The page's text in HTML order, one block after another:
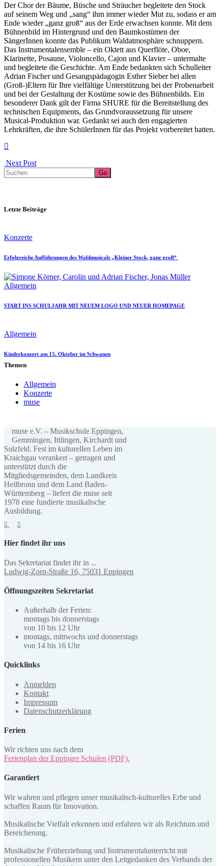
Der Chor der Bäume, Büsche und Sträucher begleitete den Stock
auf seinem Weg und „sang“ ihm immer wieder Mut zu, sodass er am
Ende wieder „ganz groß“ aus der Erde erwachsen konnte. Mit dem
Bühnenbild im Hintergrund und den Baumkostümen der
SängerInnen konnte das Publikum Waldatmosphäre schnuppern.
Das Instrumentalensemble – ein Oktett aus Querflöte, Oboe,
Klarinette, Posaune, Violoncello, Cajon und Klavier – untermalte
und begleitete die Geschichte. Am Ende bedankten sich Schulleiter
Adrian Fischer und Gesangspädagogin Esther Sieber bei allen
(Groß-)Eltern für Ihre vielfältige Unterstützung bei der Probenarbeit
und bei der Gestaltung der Kostüme sowie des Bühnenbilds. Ein
besonderer Dank gilt der Firma SHURE für die Bereitstellung des
technischen Equipments, das Grundvoraussetzung für unsere
Musical-Produktion war. Gedankt sei auch den engagierten
Lehrkräften, die ihre SchülerInnen für das Projekt vorbereitet hatten.
Next Post
Search
Go
Letzte Beiträge
Konzerte
Erfolgreiche Aufführungen des Waldmusicals „Kleiner Stock, ganz groß“
Allgemein
START INS SCHULJAHR MIT NEUEM LOGO UND NEUER HOMEPAGE
Allgemein
Kinderkonzert am 15. Oktober im Schwanen
Themen
Allgemein
Konzerte
muse
muse e.V. – Musikschule Eppingen,
Gemmingen, Ittlingen, Kirchardt und
Sulzfeld. Fest im kulturellen Leben im
Kraichgau verankert – getragen und
unterstützt durch die
Mitgliedsgemeinden, dem Landkreis
Heilbronn und dem Land Baden-
Württemberg – liefert die muse seit
1978 eine fundierte musikalische
Ausbildung.
Hier findet ihr uns
Das Sekretariat findet ihr in ...
Ludwig-Zorn-Straße 16, 75031 Eppingen
Öffnungszeiten Sekretariat
Außerhalb der Ferien:
montags bis donnerstags
von 10 bis 12 Uhr
montags, mittwochs und donnerstags
von 14 bis 16 Uhr
Quicklinks
Anmelden
Kontakt
Impressum
Datenschutzerklärung
Ferien
Wir richten uns nach dem
Ferienplan der Eppinger Schulen (PDF).
Garantiert
Wir wahren und pflegen unser musikalisch-kulturelles Erbe und
schaffen Raum für Innovation.
Musikalische Vielfalt erkennen und erfahren wir als Reichtum und
Bereicherung.
Musikalische Früherziehung und Instrumentalunterricht mit
professionellen Musikern unter den Leitgedanken des Verbands der